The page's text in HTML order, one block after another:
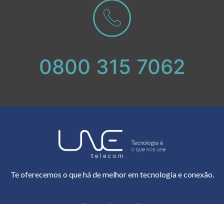
0800 315 7062
Te oferecemos o que há de melhor em tecnologia e conexão.